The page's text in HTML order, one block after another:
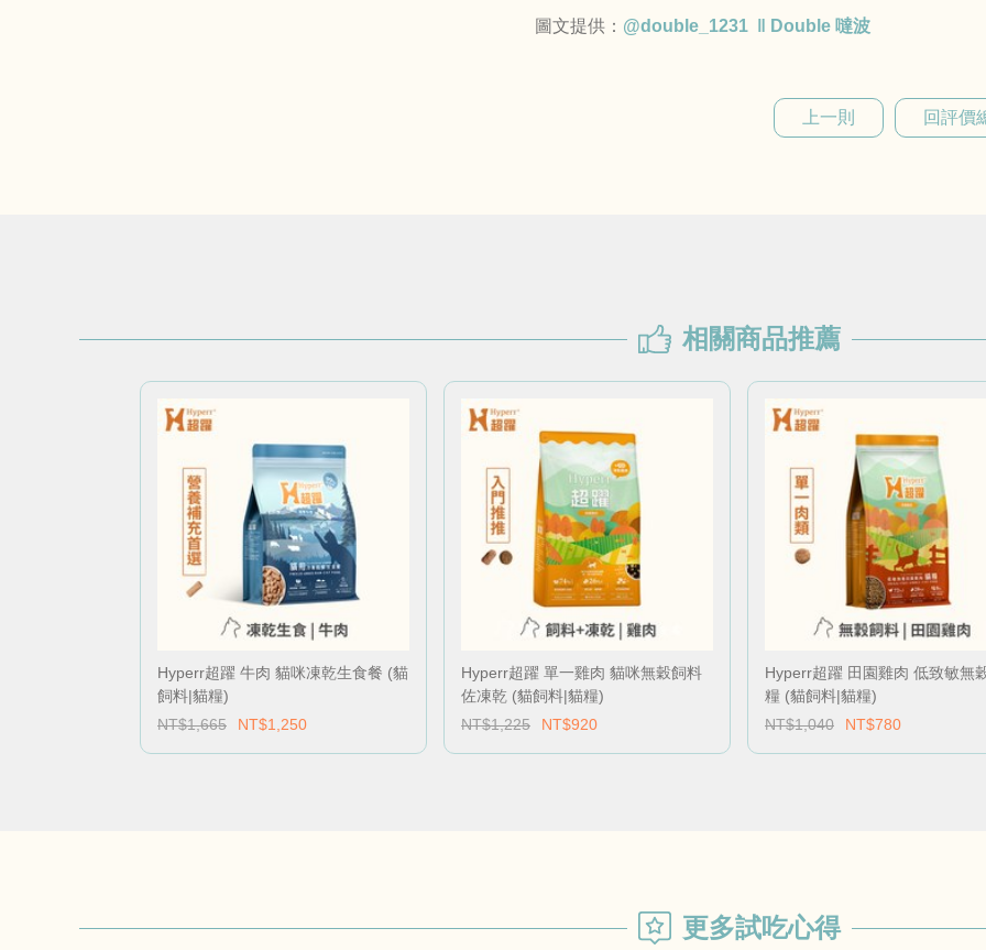
圖文提供： @double_1231 ‖ Double 噠波
上一則 回評價
相關商品推薦
Hyperr超躍 牛肉 貓咪凍乾生食餐 (貓
飼料|貓糧)
NT$1,665
NT$1,250
Hyperr超躍 單一雞肉 貓咪無穀飼料
佐凍乾 (貓飼料|貓糧)
NT$1,225
NT$920
Hyperr超躍 田園雞肉 低致敏無
糧 (貓飼料|貓糧)
NT$1,040
NT$780
更多試吃心得